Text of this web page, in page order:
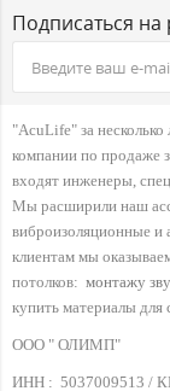
Подписаться на
"AcuLife" за
компании по продаже
входят инженеры,
Мы расширили наш
виброизоляционные и
клиентам мы
потолков: монтажу
купить материалы для
ООО " ОЛИМП"
ИНН : 5037009513 /